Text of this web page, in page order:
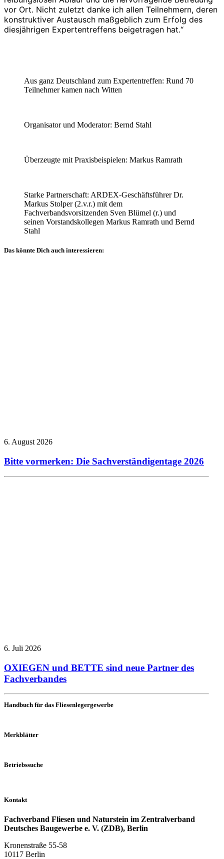
vor Ort. Nicht zuletzt danke ich allen Teilnehmern, deren
konstruktiver Austausch maßgeblich zum Erfolg des
diesjährigen Expertentreffens beigetragen hat.“
Aus ganz Deutschland zum Expertentreffen: Rund 70
Teilnehmer kamen nach Witten
Organisator und Moderator: Bernd Stahl
Überzeugte mit Praxisbeispielen: Markus Ramrath
Starke Partnerschaft: ARDEX-Geschäftsführer Dr.
Markus Stolper (2.v.r.) mit dem
Fachverbandsvorsitzenden Sven Blümel (r.) und
seinen Vorstandskollegen Markus Ramrath und Bernd
Stahl
Das könnte Dich auch interessieren:
6. August 2026
Bitte vormerken: Die Sachverständigentage 2026
6. Juli 2026
OXIEGEN und BETTE sind neue Partner des
Fachverbandes
Handbuch für das Fliesenlegergewerbe
Merkblätter
Betriebssuche
Kontakt
Fachverband Fliesen und Naturstein im Zentralverband
Deutsches Baugewerbe e. V. (ZDB), Berlin
Kronenstraße 55-58
10117 Berlin